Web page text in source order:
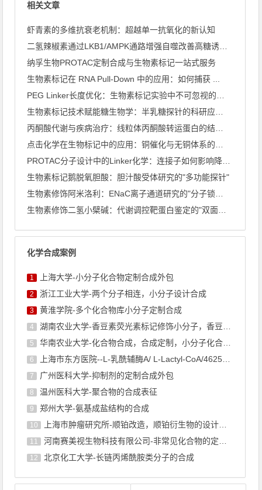
相关文章
虾青素的多维抗衰老机制：超越单一抗氧化的新认知
二氢辣椒素通过LKB1/AMPK通路增强自噬改善高糖诱导心肌 ...
纳孚生物PROTAC定制合成与生物素标记一站式服务
生物素标记在 RNA Pull-Down 中的应用：如何捕获 ...
PEG Linker长度优化：生物素标记实验中不可忽视的关键 ...
生物素标记技术赋能糖生物学：半乳糖探针的科研应用全景
丙酮酸代谢与疾病治疗：线粒体丙酮酸转运蛋白的结构解析
点击化学在生物标记中的应用：铜催化与无铜体系的深度比较
PROTAC分子设计中的Linker化学：连接子如何影响降解 ...
生物素标记鹅脱氧胆酸：胆汁酸受体研究的"多功能探针"
生物素修饰阿米洛利：ENaC离子通道研究的"分子锁与钥匙"
生物素修饰二氢小檗碱：代谢调控靶蛋白鉴定的"双面探针"
化学合成案例
1 上海大学-小分子化合物定制合成外包
2 浙江工业大学-两个分子相连，小分子设计合成
3 黄淮学院-多个化合物库小分子定制合成
4 湖南农业大学-香豆素荧光素标记修饰小分子，香豆素衍生物的合成
5 华南农业大学-化合物合成，合成定制，小分子化合物的订购
6 上海市东方医院--L-乳酰辅酶A/ L-Lactyl-CoA/4625-32-5/1926 ...
7 广州医科大学-抑制剂的定制合成外包
8 温州医科大学-聚合物的合成表征
9 郑州大学-氨基成盐结构的合成
10 上海巿肿瘤研究所-顺铂改造，顺铂衍生物的设计合成
11 河南赛美视生物科技有限公司-非常见化合物的定制合成，工艺研发
12 北京化工大学-长链丙烯酰胺类分子的合成